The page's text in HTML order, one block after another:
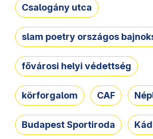
Csalogány utca
slam poetry országos
fővárosi helyi védettség
körforgalom CAF
Budapest Sportiroda